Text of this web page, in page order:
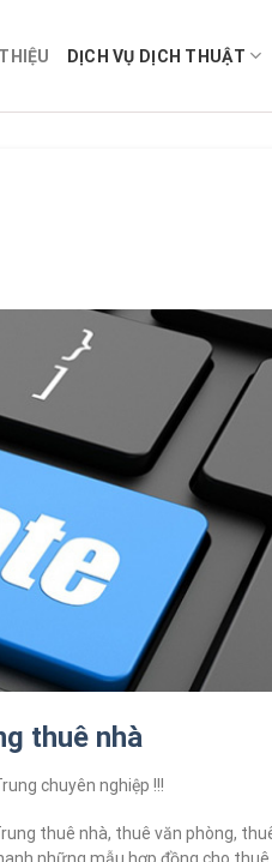
DỊCH VỤ DỊCH THUẬT
thuê nhà
chuyên nghiệp !!!
thuê nhà, thuê văn phòng,
những mẫu hợp đồng cho